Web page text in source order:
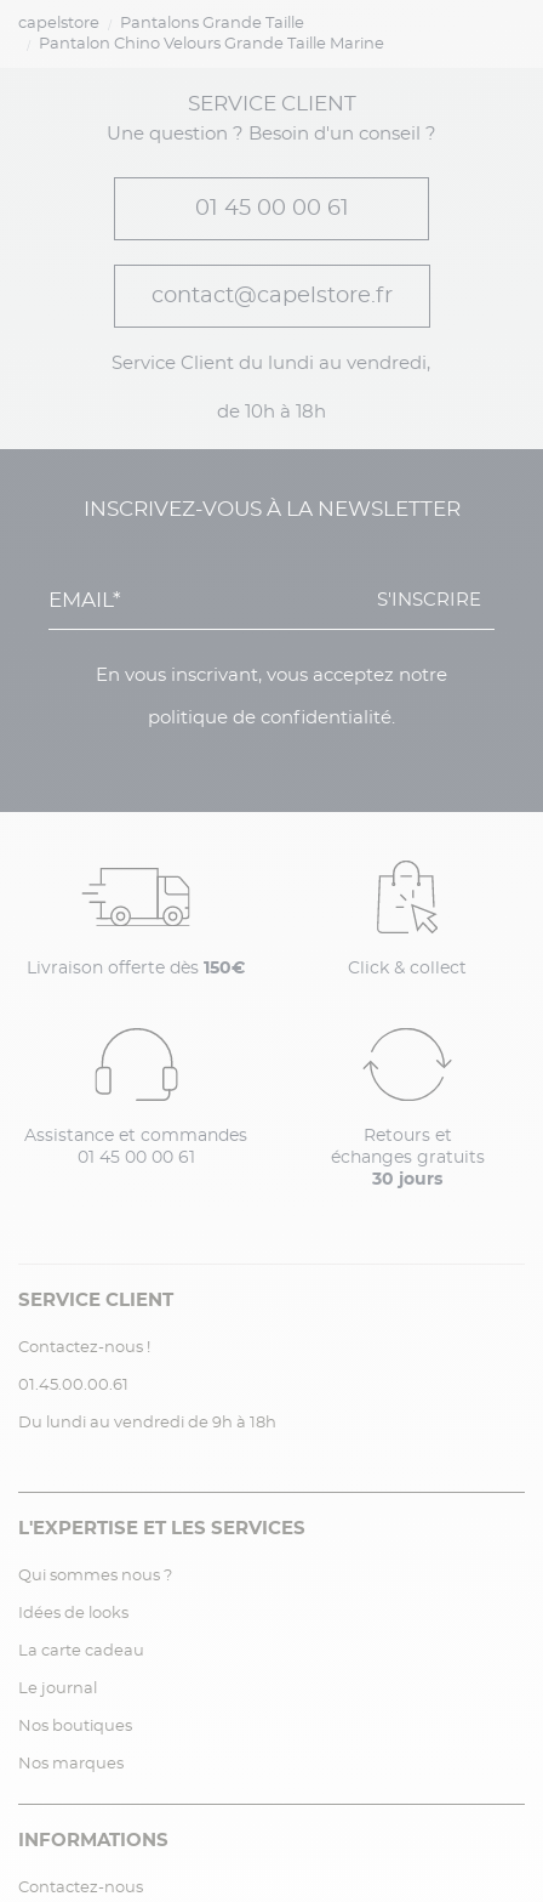
capelstore
Pantalons Grande Taille
Pantalon Chino Velours Grande Taille Marine
SERVICE CLIENT
Une question ? Besoin d'un conseil ?
01 45 00 00 61
contact@capelstore.fr
Service Client du lundi au vendredi,
de 10h à 18h
INSCRIVEZ-VOUS À LA NEWSLETTER
S'INSCRIRE
En vous inscrivant, vous acceptez notre
politique de confidentialité.
Livraison offerte dès 150€ Click & collect
Assistance et commandes
01 45 00 00 61
Retours et
échanges gratuits
30 jours
SERVICE CLIENT
Contactez-nous !
01.45.00.00.61
Du lundi au vendredi de 9h à 18h
L'EXPERTISE ET LES SERVICES
Qui sommes nous ?
Idées de looks
La carte cadeau
Le journal
Nos boutiques
Nos marques
INFORMATIONS
Contactez-nous